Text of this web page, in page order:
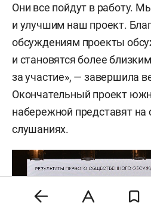
Они все пойдут в работу.
и улучшим наш проект.
обсуждениям проекты
и становятся более
за участие», — завершила
Окончательный проект
набережной представят
слушаниях.